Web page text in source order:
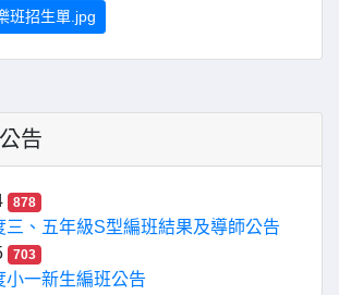
班招生單.jpg
告
878
三、五年級S型編班結果及導師公告
703
小一新生編班公告